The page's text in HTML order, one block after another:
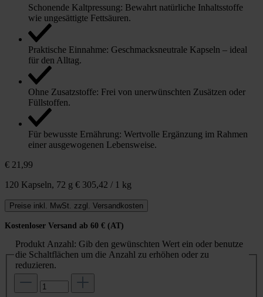
Schonende Kaltpressung: Bewahrt natürliche Inhaltsstoffe
wie ungesättigte Fettsäuren.
Praktische Einnahme: Geschmacksneutrale Kapseln – ideal
für den Alltag.
Ohne Zusatzstoffe: Frei von unerwünschten Zusätzen oder
Füllstoffen.
Für bewusste Ernährung: Wertvolle Ergänzung im Rahmen
einer ausgewogenen Lebensweise.
€ 21,99
120 Kapseln, 72 g € 305,42 / 1 kg
Preise inkl. MwSt. zzgl. Versandkosten
Kostenloser Versand ab 60 € (AT)
Produkt Anzahl: Gib den gewünschten Wert ein oder benutze
die Schaltflächen um die Anzahl zu erhöhen oder zu
reduzieren.